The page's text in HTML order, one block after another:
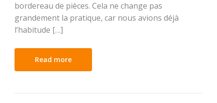
bordereau de pièces. Cela ne change pas
grandement la pratique, car nous avions déjà
l’habitude […]
Read more